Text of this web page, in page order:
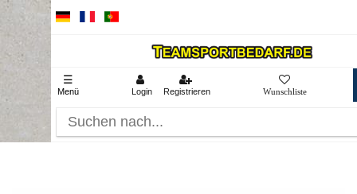
☰
Menü Login Registrieren